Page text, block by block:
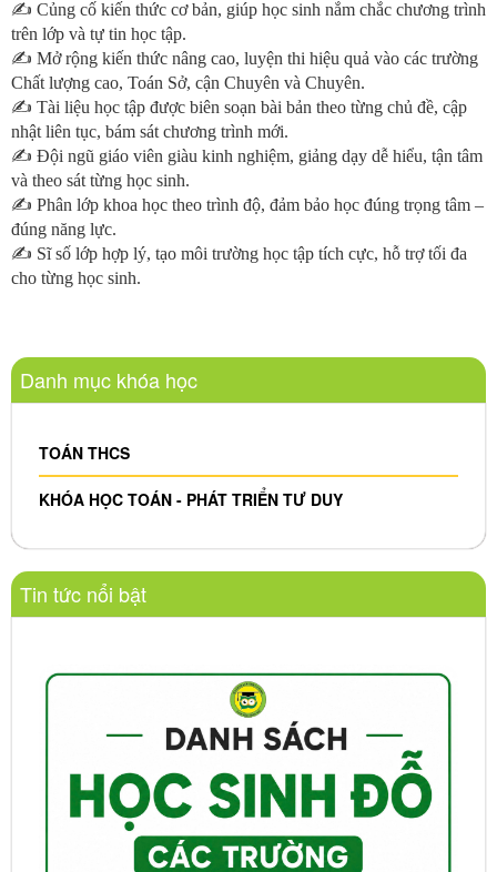
✍ Củng cố kiến thức cơ bản, giúp học sinh nắm chắc chương trình
trên lớp và tự tin học tập.
✍ Mở rộng kiến thức nâng cao, luyện thi hiệu quả vào các trường
Chất lượng cao, Toán Sở, cận Chuyên và Chuyên.
✍ Tài liệu học tập được biên soạn bài bản theo từng chủ đề, cập
nhật liên tục, bám sát chương trình mới.
✍ Đội ngũ giáo viên giàu kinh nghiệm, giảng dạy dễ hiểu, tận tâm
và theo sát từng học sinh.
✍ Phân lớp khoa học theo trình độ, đảm bảo học đúng trọng tâm –
đúng năng lực.
✍ Sĩ số lớp hợp lý, tạo môi trường học tập tích cực, hỗ trợ tối đa
cho từng học sinh.
Danh mục khóa học
TOÁN THCS
KHÓA HỌC TOÁN - PHÁT TRIỂN TƯ DUY
Tin tức nổi bật